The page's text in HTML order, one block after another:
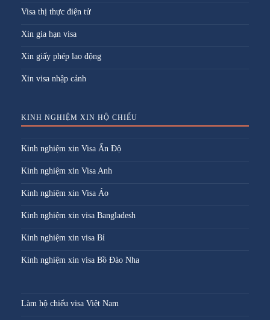
Visa thị thực điện tử
Xin gia hạn visa
Xin giấy phép lao động
Xin visa nhập cảnh
KINH NGHIỆM XIN HỘ CHIẾU
Kinh nghiệm xin Visa Ấn Độ
Kinh nghiệm xin Visa Anh
Kinh nghiệm xin Visa Áo
Kinh nghiệm xin visa Bangladesh
Kinh nghiệm xin visa Bỉ
Kinh nghiệm xin visa Bồ Đào Nha
Làm hộ chiếu visa Việt Nam